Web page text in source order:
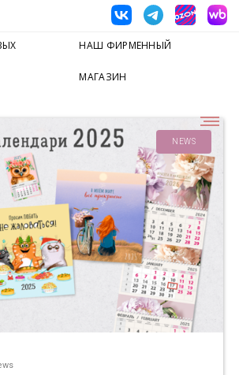
НАШ ФИРМЕННЫЙ
МАГАЗИН
NEWS